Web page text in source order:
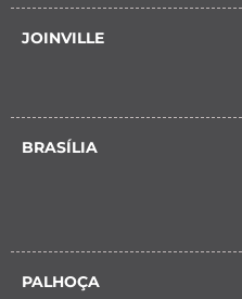
JOINVILLE
BRASÍLIA
PALHOÇA